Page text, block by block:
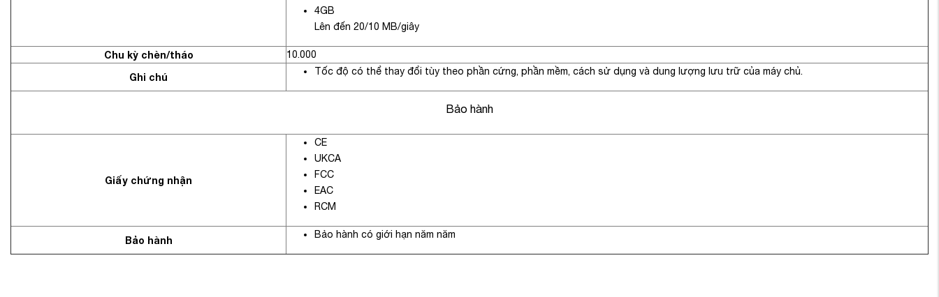
4GB
Lên đến 20/10 MB/giây
Chu kỳ chèn/tháo 10.000
Ghi chú Tốc độ có thể thay đổi tùy theo phần cứng, phần mềm, cách sử dụng và dung lượng lưu trữ của máy chủ.
Bảo hành
Giấy chứng nhận
CE
UKCA
FCC
EAC
RCM
Bảo hành Bảo hành có giới hạn năm năm